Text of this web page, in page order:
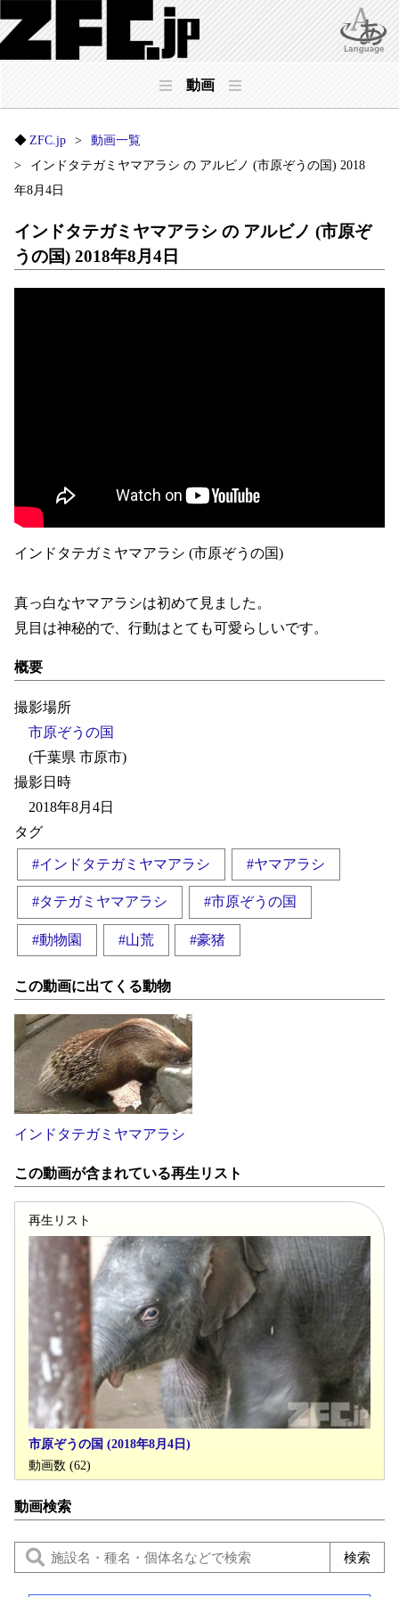
動画
ZFC.jp
動画一覧
インドタテガミヤマアラシ の アルビノ (市原ぞうの国) 2018
年8月4日
インドタテガミヤマアラシ の アルビノ (市原ぞ
うの国) 2018年8月4日
インドタテガミヤマアラシ (市原ぞうの国)
真っ白なヤマアラシは初めて見ました。
見目は神秘的で、行動はとても可愛らしいです。
概要
撮影場所
市原ぞうの国
(千葉県 市原市)
撮影日時
2018年8月4日
タグ
#インドタテガミヤマアラシ #ヤマアラシ
#タテガミヤマアラシ #市原ぞうの国
#動物園 #山荒 #豪猪
この動画に出てくる動物
インドタテガミヤマアラシ
この動画が含まれている再生リスト
再生リスト
市原ぞうの国 (2018年8月4日)
動画数 (62)
動画検索